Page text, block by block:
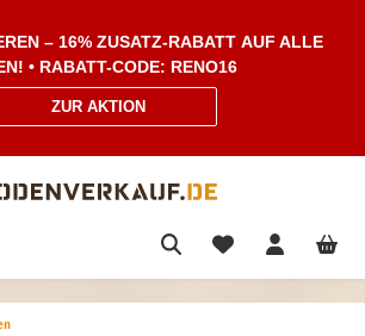
– 16% ZUSATZ-RABATT AUF ALLE
• RABATT-CODE: RENO16
ZUR AKTION